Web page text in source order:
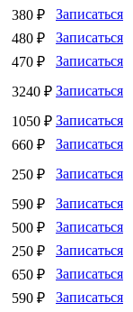
380 ₽
Записаться
480 ₽
Записаться
470 ₽
Записаться
3240 ₽ Записаться
1050 ₽ Записаться
660 ₽
Записаться
250 ₽
Записаться
590 ₽
Записаться
500 ₽
Записаться
250 ₽
Записаться
650 ₽
Записаться
590 ₽
Записаться